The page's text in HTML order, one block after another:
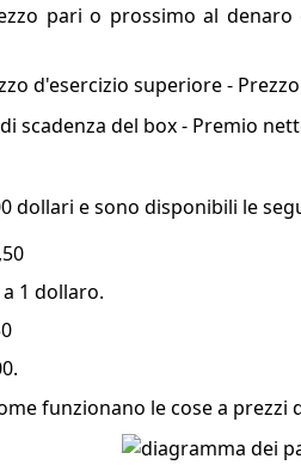
pari o prossimo al
d'esercizio superiore -
scadenza del box - Premio
dollari e sono disponibili le
1 dollaro.
funzionano le cose a prezzi